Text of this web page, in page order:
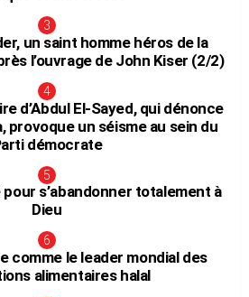
un saint homme héros de la
l’ouvrage de John Kiser (2/2)
d’Abdul El-Sayed, qui dénonce
provoque un séisme au sein du
démocrate
pour s’abandonner totalement à
Dieu
comme le leader mondial des
alimentaires halal